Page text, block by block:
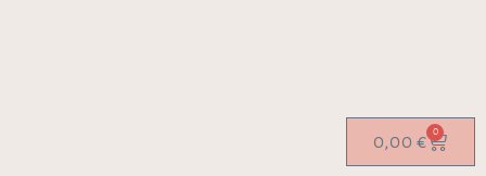
0,00 € 0